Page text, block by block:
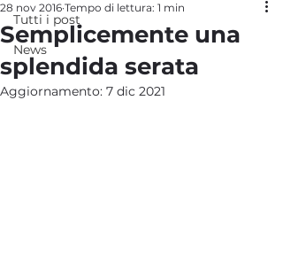
Tutti i post
News
Semplicemente una
splendida serata
28 nov 2016 Tempo di lettura: 1 min
Aggiornamento: 7 dic 2021